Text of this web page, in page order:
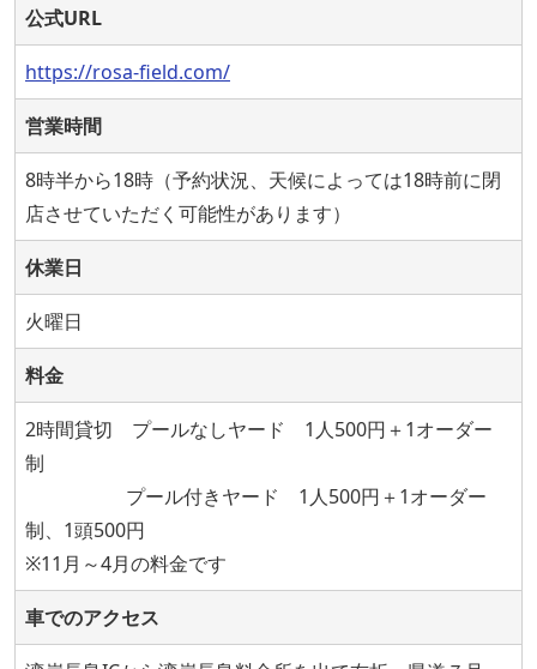
公式URL
https://rosa-field.com/
営業時間
8時半から18時（予約状況、天候によっては18時前に閉
店させていただく可能性があります）
休業日
火曜日
料金
2時間貸切 プールなしヤード 1人500円＋1オーダー
制
プール付きヤード 1人500円＋1オーダー
制、1頭500円
※11月～4月の料金です
車でのアクセス